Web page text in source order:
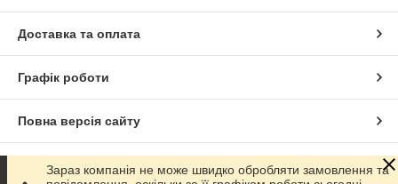
Доставка та оплата
Графік роботи
Повна версія сайту
Сайт створено на маркетплейсі Prom.ua
Зараз компанія не може швидко обробляти замовлення та